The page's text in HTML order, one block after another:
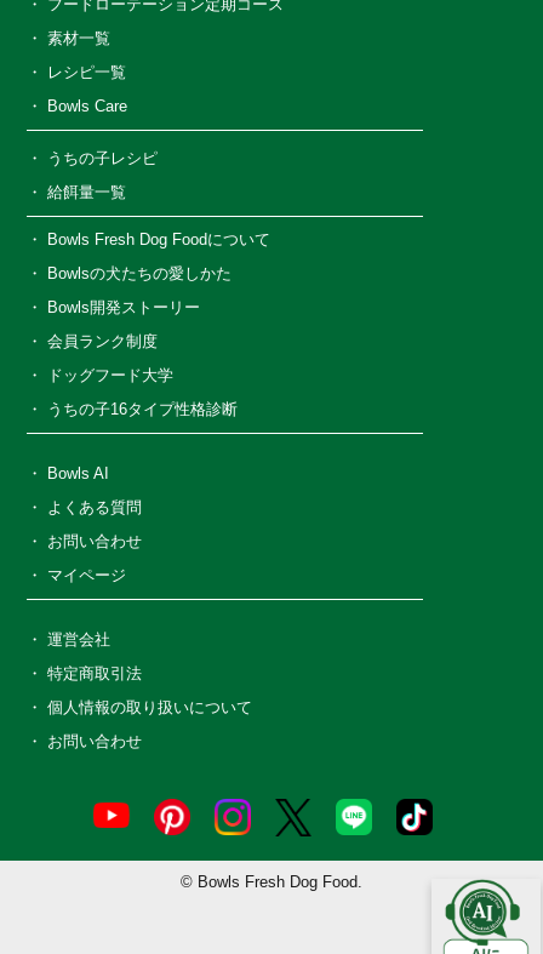
フードローテーション定期コース
素材一覧
レシピ一覧
Bowls Care
うちの子レシピ
給餌量一覧
Bowls Fresh Dog Foodについて
Bowlsの犬たちの愛しかた
Bowls開発ストーリー
会員ランク制度
ドッグフード大学
うちの子16タイプ性格診断
Bowls AI
よくある質問
お問い合わせ
マイページ
運営会社
特定商取引法
個人情報の取り扱いについて
お問い合わせ
© Bowls Fresh Dog Food.